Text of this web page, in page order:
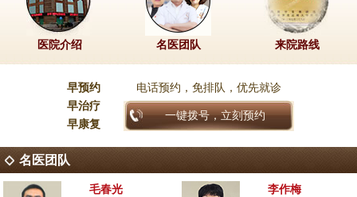
医院介绍 名医团队 来院路线
早预约
早治疗
早康复
电话预约，免排队，优先就诊
一键拨号，立刻预约
名医团队
毛春光 李作梅